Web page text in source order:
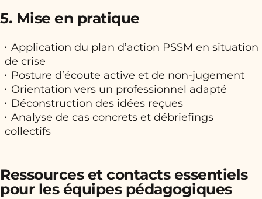
5. Mise en pratique
Application du plan d’action PSSM en situation
de crise
Posture d’écoute active et de non-jugement
Orientation vers un professionnel adapté
Déconstruction des idées reçues
Analyse de cas concrets et débriefings
collectifs
Ressources et contacts essentiels
pour les équipes pédagogiques